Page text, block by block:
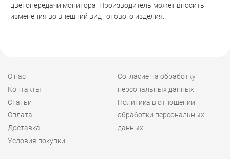
цветопередачи монитора. Производитель может вносить
изменения во внешний вид готового изделия.
О нас
Контакты
Статьи
Оплата
Доставка
Условия покупки
Согласие на обработку
персональных данных
Политика в отношении
обработки персональных
данных